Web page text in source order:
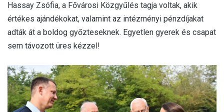
Hassay Zsófia, a Fővárosi Közgyűlés tagja voltak, akik
értékes ajándékokat, valamint az intézményi pénzdíjakat
adták át a boldog győzteseknek. Egyetlen gyerek és csapat
sem távozott üres kézzel!